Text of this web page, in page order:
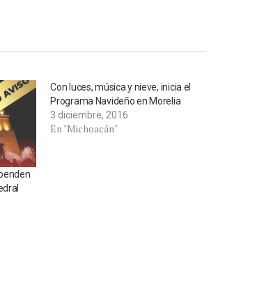
Con luces, música y nieve, inicia el
Programa Navideño en Morelia
3 diciembre, 2016
En "Michoacán"